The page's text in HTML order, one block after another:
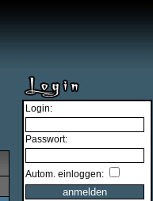
Login:
Passwort:
Autom. einloggen: